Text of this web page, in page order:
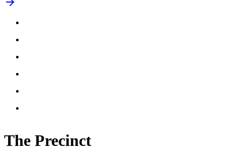
The Precinct